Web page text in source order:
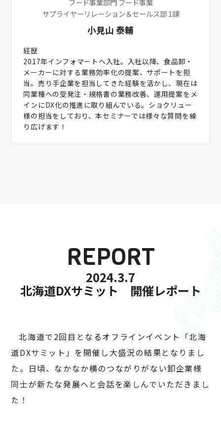
サプライヤーリレーション＆セールス部 1課
小見山 泰輔
経歴
2017年インフォマートへ入社。入社以降、食品卸・
メーカーに対する業務効率化の提案、サポートを担
当。売り手企業を担当してきた経験を活かし、現在は
同業種への受発注・規格書の業務改善、運用提案をメ
インにDX化の推進に取り組んでいる。ショクリュー
様の担当をしており、本セミナーでは様々な質問を繰
り広げます！
REPORT
2024.3.7
北海道DXサミット 開催レポート
北海道で2回目となるオフラインイベント「北海
道DXサミット」を開催し大盛況の結果となりまし
た。日頃、なかなか横のつながりがない卸企業様
同士が新たな発展へと会話を楽しんでいただきまし
た！